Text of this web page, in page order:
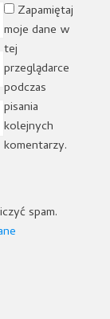
Zapamiętaj
moje dane w
tej
przeglądarce
podczas
pisania
kolejnych
komentarzy.
spam.